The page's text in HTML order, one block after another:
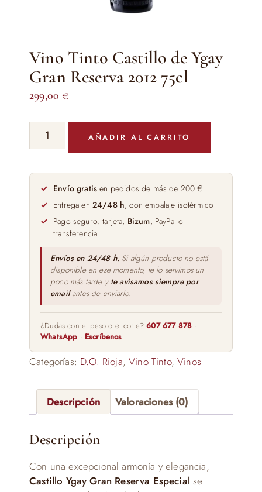
Vino Tinto Castillo de Ygay
Gran Reserva 2012 75cl
299,00 €
Vino
Tinto
de
Ygay
Gran
Reserva
75cl
cantidad
AÑADIR AL CARRITO
Envío gratis en pedidos de más de 200 €
Entrega en 24/48 h, con embalaje isotérmico
Pago seguro: tarjeta, Bizum, PayPal o
transferencia
Envíos en 24/48 h. Si algún producto no está
disponible en ese momento, te lo servimos un
poco más tarde y te avisamos siempre por
emailantes de enviarlo.
¿Dudas con el peso o el corte?607 677 878 ·
WhatsApp · Escríbenos
Categorías: D.O. Rioja,Vino Tinto,Vinos
Descripción Valoraciones (0)
Descripción
Con una excepcional armonía y elegancia,
Castillo Ygay Gran Reserva Especialse